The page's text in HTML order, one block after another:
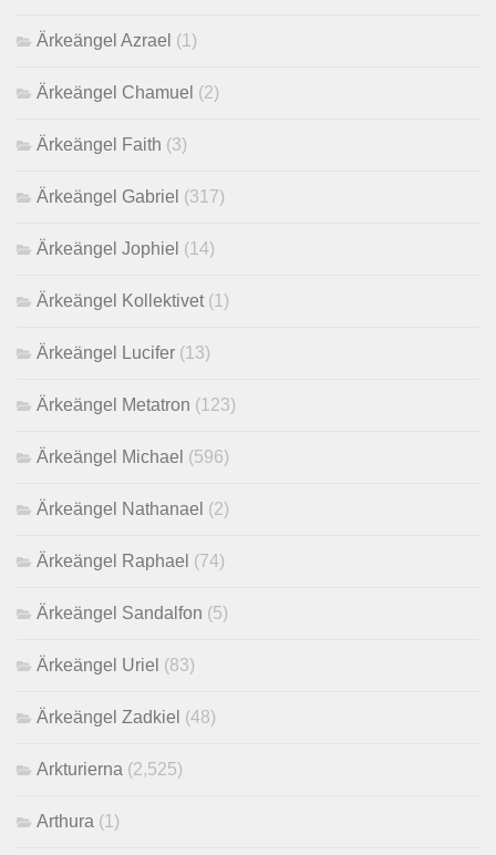
Ärkeängel Azrael (1)
Ärkeängel Chamuel (2)
Ärkeängel Faith (3)
Ärkeängel Gabriel (317)
Ärkeängel Jophiel (14)
Ärkeängel Kollektivet (1)
Ärkeängel Lucifer (13)
Ärkeängel Metatron (123)
Ärkeängel Michael (596)
Ärkeängel Nathanael (2)
Ärkeängel Raphael (74)
Ärkeängel Sandalfon (5)
Ärkeängel Uriel (83)
Ärkeängel Zadkiel (48)
Arkturierna (2,525)
Arthura (1)